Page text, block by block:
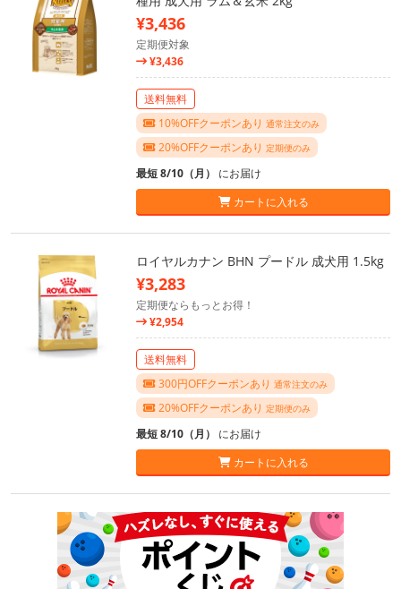
¥3,436
定期便対象
¥3,436
送料無料
10%OFFクーポンあり 通常注文のみ
20%OFFクーポンあり 定期便のみ
最短 8/10（月） にお届け
カートに入れる
ロイヤルカナン BHN プードル 成犬用 1.5kg
¥3,283
定期便ならもっとお得！
¥2,954
送料無料
300円OFFクーポンあり 通常注文のみ
20%OFFクーポンあり 定期便のみ
最短 8/10（月） にお届け
カートに入れる